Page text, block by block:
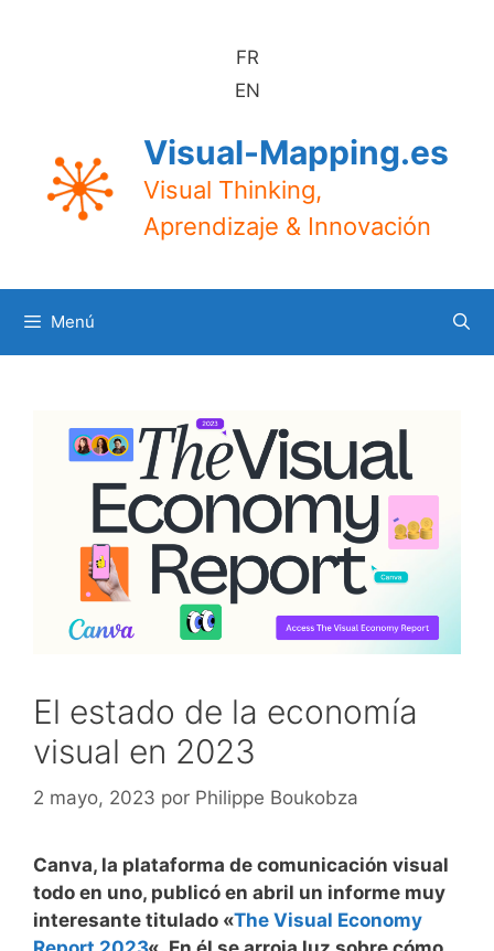
FR
EN
Visual-Mapping.es
Visual Thinking,
Aprendizaje & Innovación
Menú
El estado de la economía
visual en 2023
2 mayo, 2023 por Philippe Boukobza
Canva, la plataforma de comunicación visual
todo en uno, publicó en abril un informe muy
interesante titulado «The Visual Economy